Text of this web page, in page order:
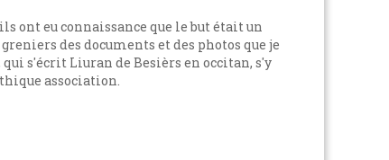
ont eu connaissance que le but était un
des documents et des photos que je
s'écrit Liuran de Besièrs en occitan, s'y
association.